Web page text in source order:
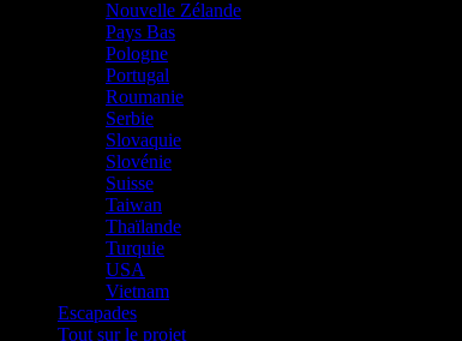
Nouvelle Zélande
Pays Bas
Pologne
Portugal
Roumanie
Serbie
Slovaquie
Slovénie
Suisse
Taiwan
Thaïlande
Turquie
USA
Vietnam
Escapades
Tout sur le projet